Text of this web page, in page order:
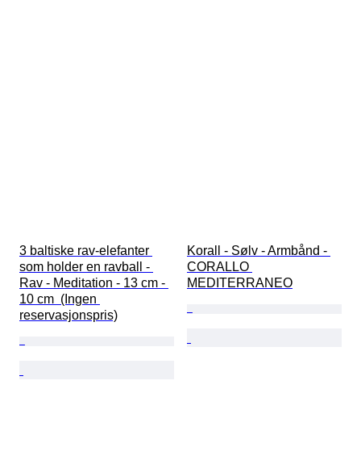
3 baltiske rav-elefanter
som holder en ravball -
Rav - Meditation - 13 cm -
10 cm  (Ingen
reservasjonspris)
Korall - Sølv - Armbånd -
CORALLO
MEDITERRANEO